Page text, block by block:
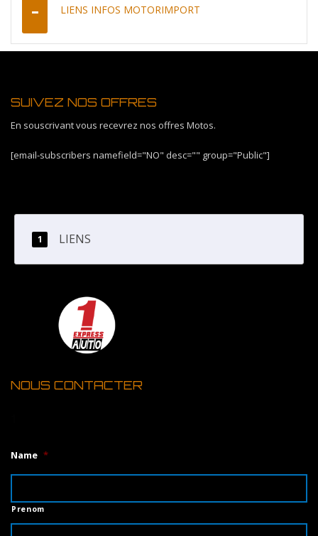
LIENS INFOS MOTORIMPORT
SUIVEZ NOS OFFRES
En souscrivant vous recevrez nos offres Motos.
[email-subscribers namefield="NO" desc="" group="Public"]
LIENS
NOUS CONTACTER
Name *
Prenom